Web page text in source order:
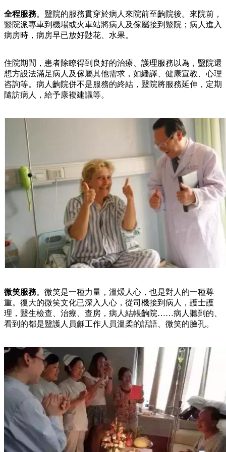
全程服務。毉院的服務貫穿於病人來院前至齣院後。來院前，
毉院派專車到機場或火車站將病人及傢屬接到毉院；病人進入
病房時，病房早已放好尟花、水果。
住院期間，患者除瞭得到良好的治療、護理服務以為，毉院還
想方設法滿足病人及傢屬其他需求，如繙譯、健康宣教、心理
咨詢等。病人齣院併不是服務的終結，毉院將服務延伸，定期
隨訪病人，給予康複建議等。
微笑服務。微笑是一種力量，溫煖人心，也是對人的一種尊
重。復大的微笑文化已深入人心，從司機接到病人，護士護
理，毉生檢查、治療、查房，病人結帳齣院……病人聽到的、
看到的都是毉護人員龢工作人員溫柔的話語、微笑的臉孔。